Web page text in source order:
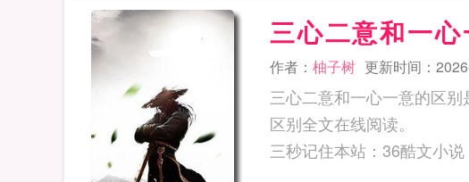
三心二意和一
作者： 柚子树 更新时间：
三心二意和一心一意的区
区别全文在线阅读。